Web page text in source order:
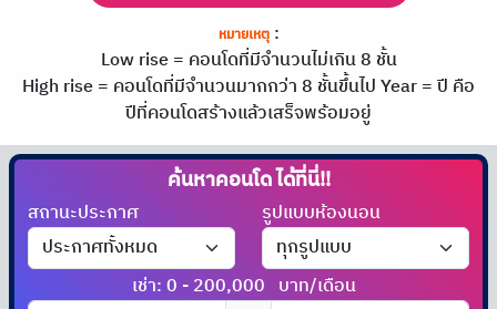
หมายเหตุ:
Low rise = คอนโดที่มีจำนวนไม่เกิน 8 ชั้น
High rise = คอนโดที่มีจำนวนมากกว่า 8 ชั้นขึ้นไปYear = ปี คือ
ปีที่คอนโดสร้างแล้วเสร็จพร้อมอยู่
ค้นหาคอนโด
สถานะประกาศ รูปแบบห้องนอน
เช่า: 0 - 200,000 บาท/เดือน